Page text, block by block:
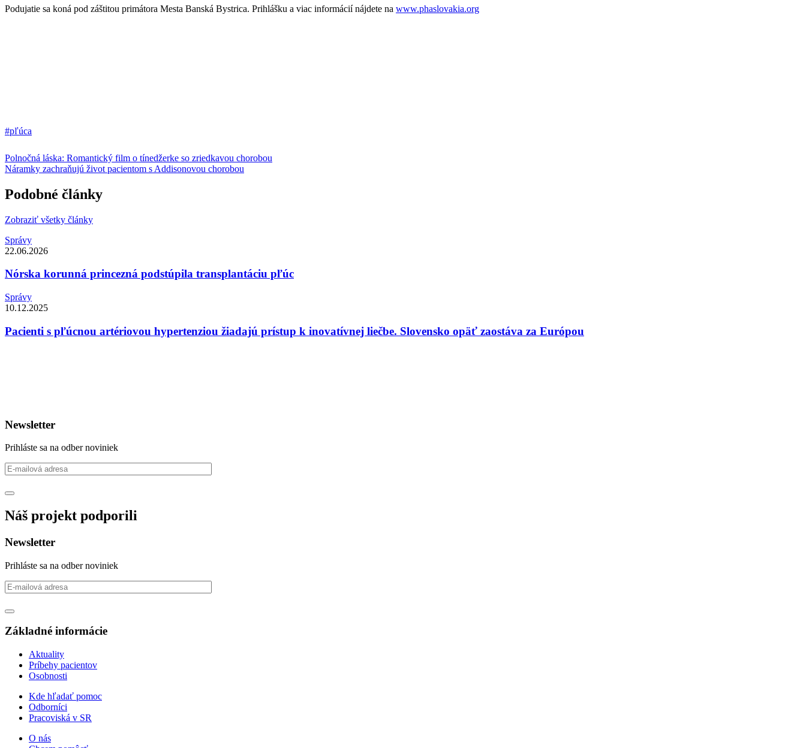
Podujatie sa koná pod záštitou primátora Mesta Banská Bystrica. Prihlášku a viac informácií nájdete na www.phaslovakia.org
#pľúca
Polnočná láska: Romantický film o tínedžerke so zriedkavou chorobou
Náramky zachraňujú život pacientom s Addisonovou chorobou
Podobné články
Zobraziť všetky články
Správy
22.06.2026
Nórska korunná princezná podstúpila transplantáciu pľúc
Správy
10.12.2025
Pacienti s pľúcnou artériovou hypertenziou žiadajú prístup k inovatívnej liečbe. Slovensko opäť zaostáva za Európou
Newsletter
Prihláste sa na odber noviniek
Náš projekt podporili
Newsletter
Prihláste sa na odber noviniek
Základné informácie
Aktuality
Príbehy pacientov
Osobnosti
Kde hľadať pomoc
Odborníci
Pracoviská v SR
O nás